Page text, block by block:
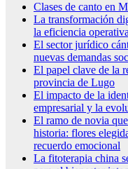
Clases de canto en
La transformación
la eficiencia
El sector jurídico
nuevas demandas
El papel clave de la
provincia de Lugo
El impacto de la
empresarial y la
El ramo de novia
historia: flores
recuerdo emocional
La fitoterapia china